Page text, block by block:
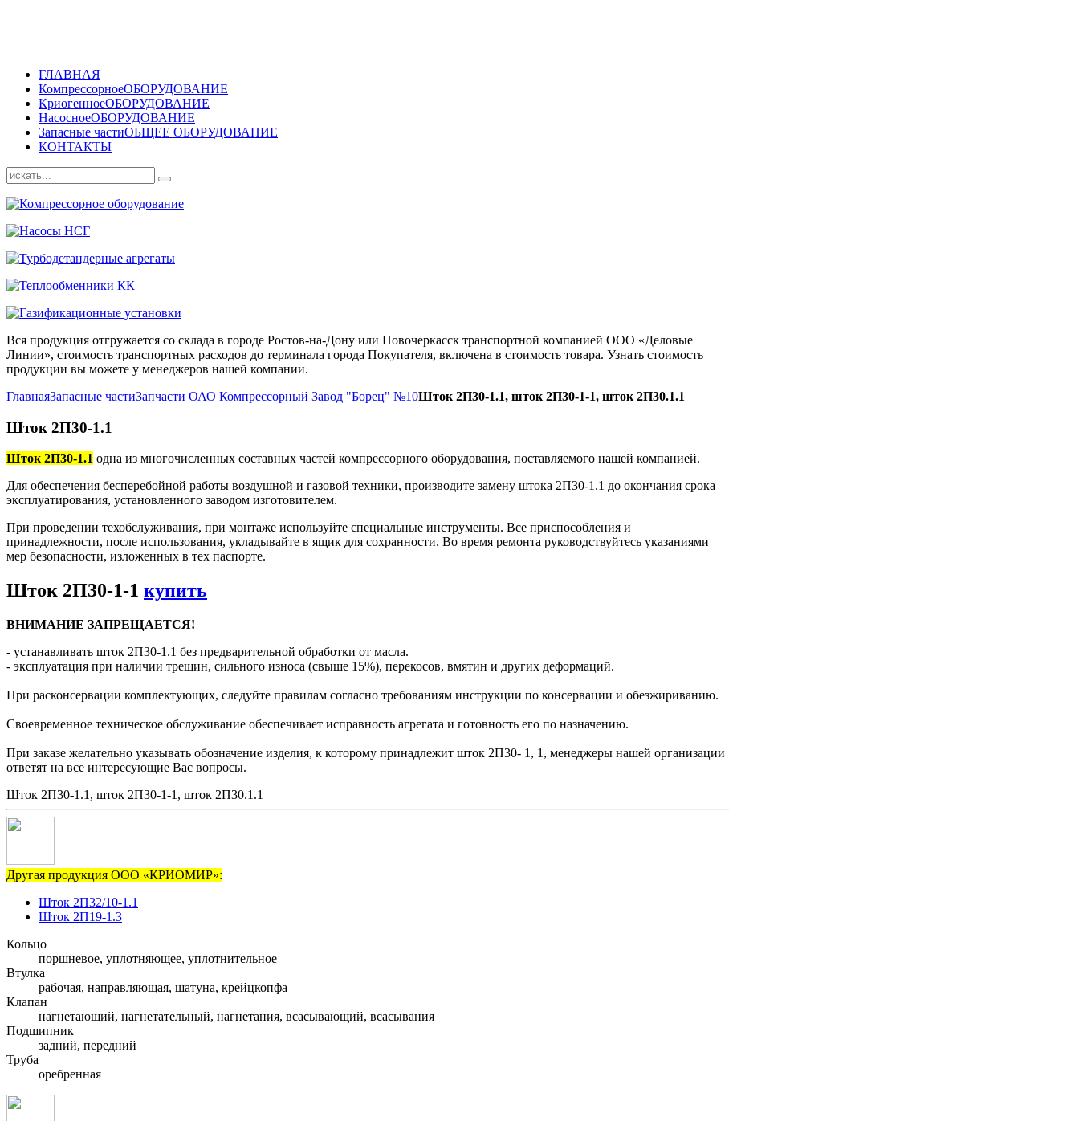
ГЛАВНАЯ
КомпрессорноеОБОРУДОВАНИЕ
КриогенноеОБОРУДОВАНИЕ
НасосноеОБОРУДОВАНИЕ
Запасные частиОБЩЕЕ ОБОРУДОВАНИЕ
КОНТАКТЫ
Вся продукция отгружается со склада в городе Ростов-на-Дону или Новочеркасск транспортной компанией ООО «Деловые
Линии», стоимость транспортных расходов до терминала города Покупателя, включена в стоимость товара. Узнать стоимость
продукции вы можете у менеджеров нашей компании.
ГлавнаяЗапасные частиЗапчасти ОАО Компрессорный Завод "Борец" №10Шток 2П30-1.1, шток 2П30-1-1, шток 2П30.1.1
Шток 2П30-1.1
Шток 2П30-1.1 одна из многочисленных составных частей компрессорного оборудования, поставляемого нашей компанией.
Для обеспечения бесперебойной работы воздушной и газовой техники, производите замену штока 2П30-1.1 до окончания срока
эксплуатирования, установленного заводом изготовителем.
При проведении техобслуживания, при монтаже используйте специальные инструменты. Все приспособления и
принадлежности, после использования, укладывайте в ящик для сохранности. Во время ремонта руководствуйтесь указаниями
мер безопасности, изложенных в тех паспорте.
Шток 2П30-1-1 купить
ВНИМАНИЕ ЗАПРЕЩАЕТСЯ!
- устанавливать шток 2П30-1.1 без предварительной обработки от масла.
- эксплуатация при наличии трещин, сильного износа (свыше 15%), перекосов, вмятин и других деформаций.
При расконсервации комплектующих, следуйте правилам согласно требованиям инструкции по консервации и обезжириванию.
Своевременное техническое обслуживание обеспечивает исправность агрегата и готовность его по назначению.
При заказе желательно указывать обозначение изделия, к которому принадлежит шток 2П30- 1, 1, менеджеры нашей организации
ответят на все интересующие Вас вопросы.
Шток 2П30-1.1, шток 2П30-1-1, шток 2П30.1.1
Другая продукция ООО «КРИОМИР»:
Шток 2П32/10-1.1
Шток 2П19-1.3
Кольцо
поршневое, уплотняющее, уплотнительное
Втулка
рабочая, направляющая, шатуна, крейцкопфа
Клапан
нагнетающий, нагнетательный, нагнетания, всасывающий, всасывания
Подшипник
задний, передний
Труба
оребренная